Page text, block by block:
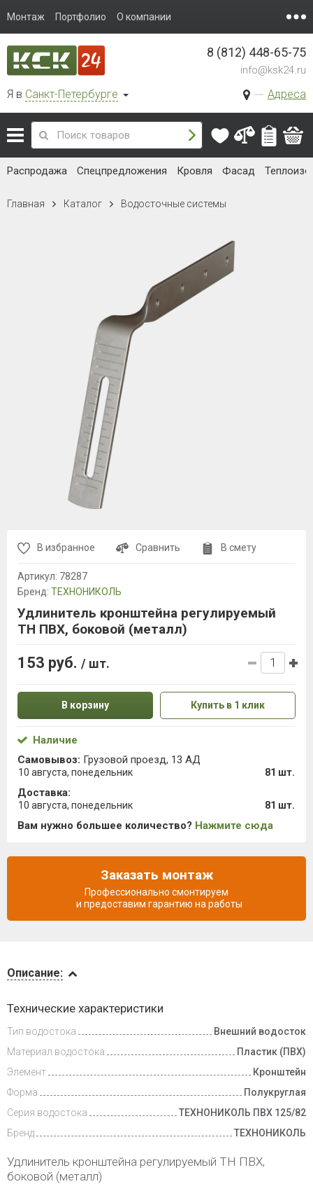
Монтаж Портфолио О компании
Я в Санкт-Петербурге Адреса
8 (812) 448-65-75
info@ksk24.ru
Распродажа Спецпредложения Кровля Фасад
Главная Каталог Водосточные системы
и оплата
Описание:
Технические характеристики
Тип водостока
Внешний водосток
Материал водостока
Пластик (ПВХ)
Элемент
Кронштейн
Форма
Полукруглая
Серия водостока
ТЕХНОНИКОЛЬ ПВХ 125/82
Бренд
ТЕХНОНИКОЛЬ
Удлинитель кронштейна регулируемый ТН ПВХ,
боковой (металл)
В избранное Сравнить В смету
Артикул: 78287
Бренд: ТЕХНОНИКОЛЬ
Удлинитель кронштейна регулируемый
ТН ПВХ, боковой (металл)
153 руб. / шт.
В корзину Купить в 1 клик
Наличие
Самовывоз: Грузовой проезд, 13 АД
10 августа, понедельник 81 шт.
Доставка:
10 августа, понедельник 81 шт.
Вам нужно большее количество? Нажмите сюда
Заказать монтаж
Профессионально смонтируем
и предоставим гарантию на работы